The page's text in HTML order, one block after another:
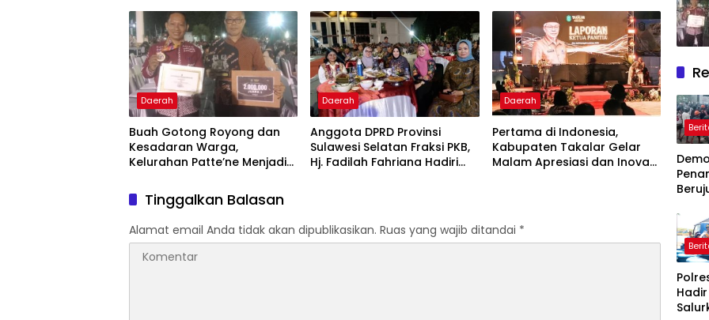
Pelayanan Kesehatan
Berkualitas
Daerah
Buah Gotong Royong dan
Kesadaran Warga,
Kelurahan Patte’ne Menjadi
Daerah
Anggota DPRD Provinsi
Sulawesi Selatan Fraksi PKB,
Hj. Fadilah Fahriana Hadiri
Apresiasi dan Inovasi Award
2026
Daerah
Pertama di Indonesia,
Kabupaten Takalar Gelar
Malam Apresiasi dan Inovasi
Tinggalkan Balasan
Alamat email Anda tidak akan dipublikasikan. Ruas yang wajib ditandai *
Demo
Timur
Hadir